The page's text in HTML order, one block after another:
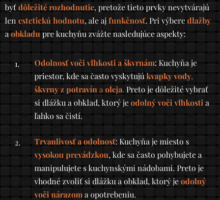
byťdôležité rozhodnutie, pretože tieto prvky nevytvárajú
lenestetickú hodnotu, ale ajfunkčnosť. Pri výberedlažby
aobkladupre kuchyňu zvážte nasledujúce aspekty:
Odolnosť voči vlhkosti a škvrnám: Kuchyňa je
priestor, kde sa často vyskytujúkvapky vody,
škvrny z potravín aoleja.Preto je dôležité vybrať
si dlážku a obklad, ktorý jeodolný voči vlhkostia
ľahko sa čistí.
Trvanlivosť a odolnosť: Kuchyňa je miesto s
vysokou prevádzkou, kde sa často pohybujete a
manipulujete s kuchynskými nádobami. Preto je
vhodné zvoliť si dlážku a obklad, ktorý jeodolný
voči nárazoma opotrebeniu.